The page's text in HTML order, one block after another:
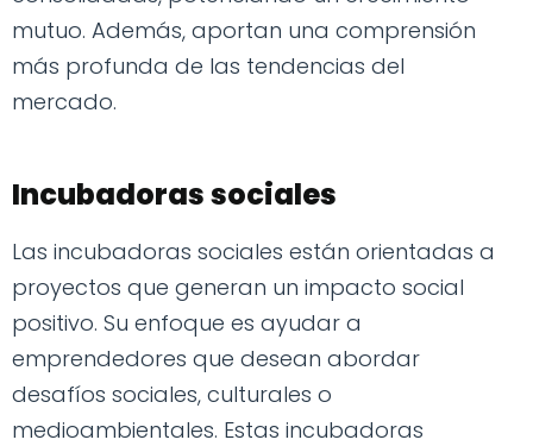
mutuo. Además, aportan una comprensión
más profunda de las tendencias del
mercado.
Incubadoras sociales
Las incubadoras sociales están orientadas a
proyectos que generan un impacto social
positivo. Su enfoque es ayudar a
emprendedores que desean abordar
desafíos sociales, culturales o
medioambientales. Estas incubadoras